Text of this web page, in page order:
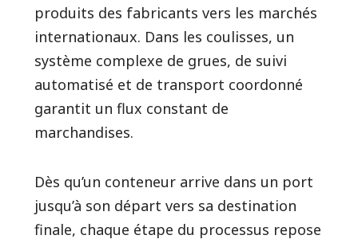
produits des fabricants vers les marchés
internationaux. Dans les coulisses, un
système complexe de grues, de suivi
automatisé et de transport coordonné
garantit un flux constant de
marchandises.
Dès qu’un conteneur arrive dans un port
jusqu’à son départ vers sa destination
finale, chaque étape du processus repose